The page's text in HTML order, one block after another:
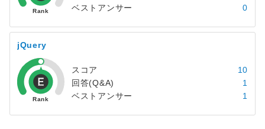
ベストアンサー
0
jQuery
スコア
10
回答(Q&A)
1
ベストアンサー
1